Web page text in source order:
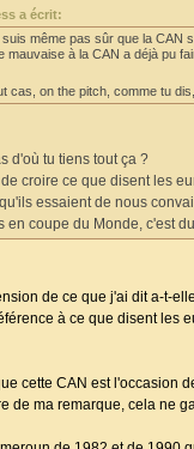
a écrit:
même pas sûr que la CAN
mauvaise à la CAN a déjà pu
cas, on the pitch, comme tu
d'où tu tiens tout ça ?
de croire ce que disent les
essaient de nous
en coupe du Monde, c'est
de ce que j'ai dit a-t-
à ce que disent les
cette CAN est l'occasion
de ma remarque, cela ne